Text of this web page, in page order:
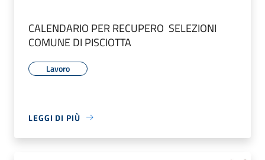
CALENDARIO PER RECUPERO SELEZIONI
COMUNE DI PISCIOTTA
Lavoro
LEGGI DI PIÙ